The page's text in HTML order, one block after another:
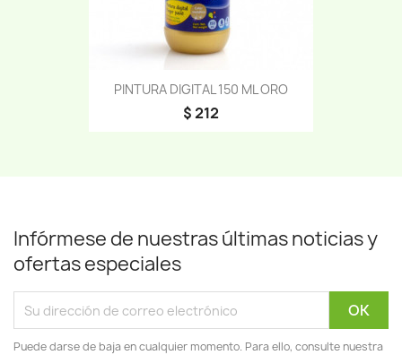
PINTURA DIGITAL 150 ML ORO
$ 212
Infórmese de nuestras últimas noticias y
ofertas especiales
Puede darse de baja en cualquier momento. Para ello, consulte nuestra